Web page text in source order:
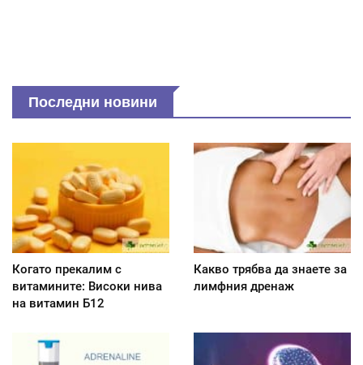
Последни новини
Когато прекалим с
витамините: Високи нива
на витамин Б12
Какво трябва да знаете за
лимфния дренаж